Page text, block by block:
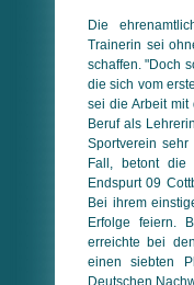
Die
Trainerin sei
schaffen. "Doch
die sich vom
sei die Arbeit mit
Beruf als
Sportverein
Fall, betont die
Endspurt 09
Bei ihrem
Erfolge feiern.
erreichte bei
einen siebten
Deutschen